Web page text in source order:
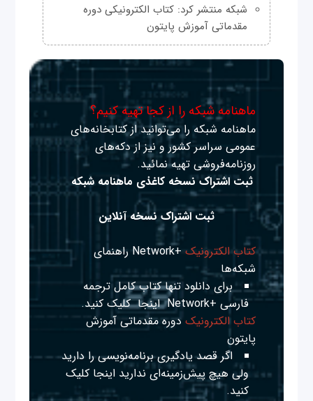
شبکه منتشر کرد: کتاب الکترونیکی دوره
مقدماتی آموزش پایتون
ماهنامه شبکه را از کجا تهیه کنیم؟
ماهنامه شبکه را می‌توانید از کتابخانه‌های
عمومی سراسر کشور و نیز از دکه‌های
روزنامه‌فروشی تهیه نمائید.
ثبت اشتراک نسخه کاغذی ماهنامه شبکه
ثبت اشتراک نسخه آنلاین
کتاب الکترونیک
+Network راهنمای
شبکه‌ها
برای دانلود تنها کتاب کامل ترجمه
فارسی +Network
اینجا کلیک کنید.
کتاب الکترونیک دوره مقدماتی آموزش
پایتون
اگر قصد یادگیری برنامه‌نویسی را دارید
ولی هیچ پیش‌زمینه‌ای نداریداینجا کلیک
کنید.